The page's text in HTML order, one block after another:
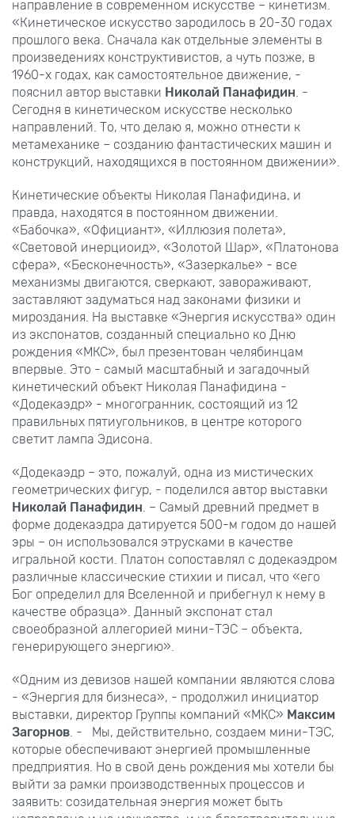
направление в современном искусстве – кинетизм.
«Кинетическое искусство зародилось в 20-30 годах
прошлого века. Сначала как отдельные элементы в
произведениях конструктивистов, а чуть позже, в
1960-х годах, как самостоятельное движение, -
пояснил автор выставки Николай Панафидин. -
Сегодня в кинетическом искусстве несколько
направлений. То, что делаю я, можно отнести к
метамеханике – созданию фантастических машин и
конструкций, находящихся в постоянном движении».
Кинетические объекты Николая Панафидина, и
правда, находятся в постоянном движении.
«Бабочка», «Официант», «Иллюзия полета»,
«Световой инерциоид», «Золотой Шар», «Платонова
сфера», «Бесконечность», «Зазеркалье» - все
механизмы двигаются, сверкают, завораживают,
заставляют задуматься над законами физики и
мироздания. На выставке «Энергия искусства» один
из экспонатов, созданный специально ко Дню
рождения «МКС», был презентован челябинцам
впервые. Это - самый масштабный и загадочный
кинетический объект Николая Панафидина -
«Додекаэдр» - многогранник, состоящий из 12
правильных пятиугольников, в центре которого
светит лампа Эдисона.
«Додекаэдр – это, пожалуй, одна из мистических
геометрических фигур, - поделился автор выставки
Николай Панафидин. – Самый древний предмет в
форме додекаэдра датируется 500-м годом до нашей
эры – он использовался этрусками в качестве
игральной кости. Платон сопоставлял с додекаэдром
различные классические стихии и писал, что «его
Бог определил для Вселенной и прибегнул к нему в
качестве образца». Данный экспонат стал
своеобразной аллегорией мини-ТЭС – объекта,
генерирующего энергию».
«Одним из девизов нашей компании являются слова
- «Энергия для бизнеса», - продолжил инициатор
выставки, директор Группы компаний «МКС» Максим
Загорнов. - Мы, действительно, создаем мини-ТЭС,
которые обеспечивают энергией промышленные
предприятия. Но в свой день рождения мы хотели бы
выйти за рамки производственных процессов и
заявить: созидательная энергия может быть